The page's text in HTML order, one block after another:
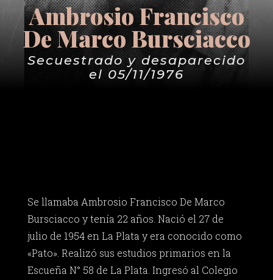
Ambrosio Francisco
De Marco Bursciacco
Secuestrado y desaparecido
el 05/11/1976
Se llamaba Ambrosio Francisco De Marco
Bursciacco y tenía 22 años. Nació el 27 de
julio de 1954 en La Plata y era conocido como
«Pato». Realizó sus estudios primarios en la
Escueña N° 58 de La Plata. Ingresó al Colegio